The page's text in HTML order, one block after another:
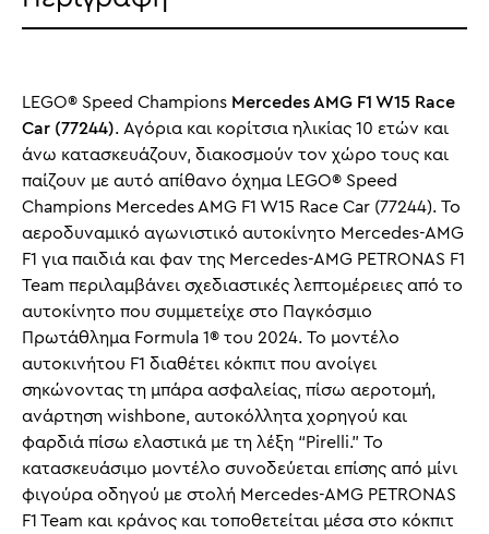
LEGO® Speed Champions Mercedes AMG F1 W15 Race
Car (77244). Αγόρια και κορίτσια ηλικίας 10 ετών και
άνω κατασκευάζουν, διακοσμούν τον χώρο τους και
παίζουν με αυτό απίθανο όχημα LEGO® Speed
Champions Mercedes AMG F1 W15 Race Car (77244). Το
αεροδυναμικό αγωνιστικό αυτοκίνητο Mercedes-AMG
F1 για παιδιά και φαν της Mercedes-AMG PETRONAS F1
Team περιλαμβάνει σχεδιαστικές λεπτομέρειες από το
αυτοκίνητο που συμμετείχε στο Παγκόσμιο
Πρωτάθλημα Formula 1® του 2024. Το μοντέλο
αυτοκινήτου F1 διαθέτει κόκπιτ που ανοίγει
σηκώνοντας τη μπάρα ασφαλείας, πίσω αεροτομή,
ανάρτηση wishbone, αυτοκόλλητα χορηγού και
φαρδιά πίσω ελαστικά με τη λέξη “Pirelli.” Το
κατασκευάσιμο μοντέλο συνοδεύεται επίσης από μίνι
φιγούρα οδηγού με στολή Mercedes-AMG PETRONAS
F1 Team και κράνος και τοποθετείται μέσα στο κόκπιτ